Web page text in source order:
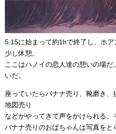
5:15に始まって約1hで終了し、ホ
少し休憩。
ここはハノイの恋人達の憩いの場
いだ。
座っていたらバナナ売り、靴磨き、
地図売り
などがやってきて声をかけられる。
バナナ売りのおばちゃんは写真をと